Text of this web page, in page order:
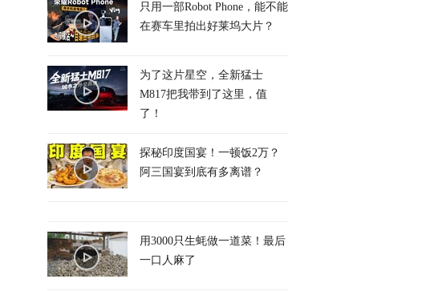
只用一部Robot Phone，能不能
在赛车里拍出好莱坞大片？
为了这片星空，全新猛士
M817把我带到了这里，值
了！
探秘印度国宴！一顿饭2万？
阿三国宴到底有多离谱？
用3000只生蚝做一道菜！最后
一口人麻了